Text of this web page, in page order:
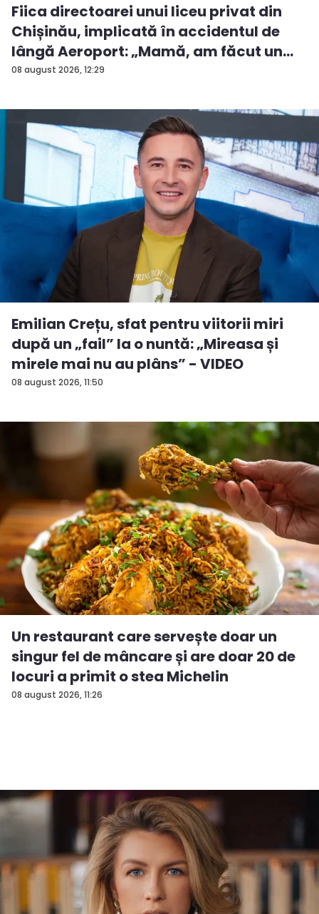
08 august 2026, 12:29
Fiica directoarei unui liceu privat din
Chișinău, implicată în accidentul de
lângă Aeroport: „Mamă, am făcut un
ac...
08 august 2026, 11:50
Emilian Crețu, sfat pentru viitorii miri
după un „fail” la o nuntă: „Mireasa și
mirele mai nu au plâns” - VIDEO
08 august 2026, 11:26
Un restaurant care servește doar un
singur fel de mâncare și are doar 20 de
locuri a primit o stea Michelin